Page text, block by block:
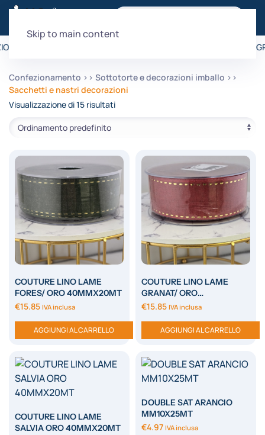
Skip to main content
È GRATUITA PER ORDINI SUPERIORI A 99€ LA SPEDIZIONE È
Confezionamento
Sottotorte e decorazioni imballo
Sacchetti e nastri decorazioni
Visualizzazione di 15 risultati
COUTURE LINO LAME
FORES/ ORO 40MMX20MT
€15.85 IVA inclusa
AGGIUNGI AL CARRELLO
COUTURE LINO LAME
GRANAT/ ORO
40MMX20MT
€15.85 IVA inclusa
AGGIUNGI AL CARRELLO
COUTURE LINO LAME
SALVIA ORO 40MMX20MT
DOUBLE SAT ARANCIO
MM10X25MT
€4.97 IVA inclusa